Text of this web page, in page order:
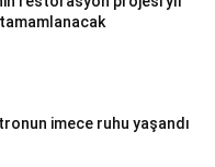
imece ruhu yaşandı